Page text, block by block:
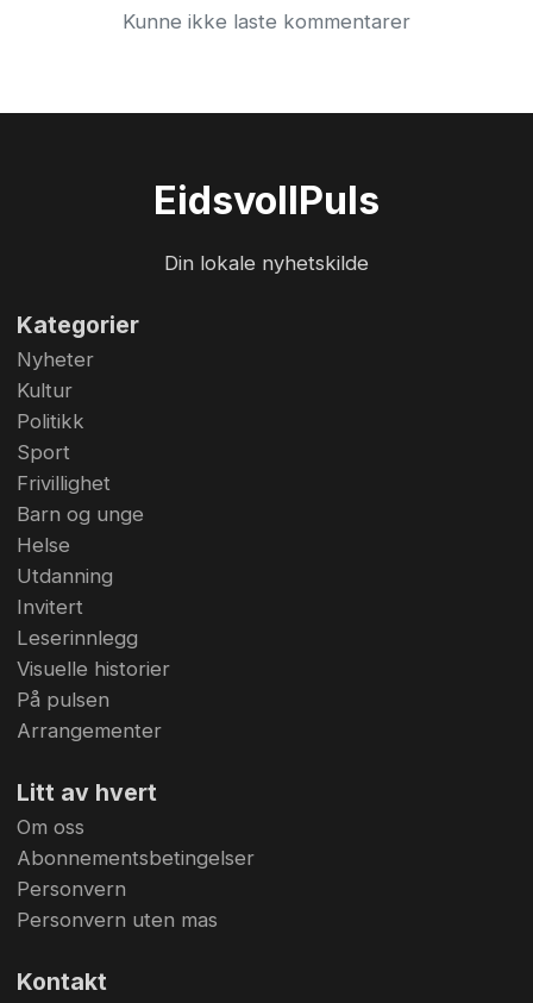
Kunne ikke laste kommentarer
EidsvollPuls
Din lokale nyhetskilde
Kategorier
Nyheter
Kultur
Politikk
Sport
Frivillighet
Barn og unge
Helse
Utdanning
Invitert
Leserinnlegg
Visuelle historier
På pulsen
Arrangementer
Litt av hvert
Om oss
Abonnementsbetingelser
Personvern
Personvern uten mas
Kontakt